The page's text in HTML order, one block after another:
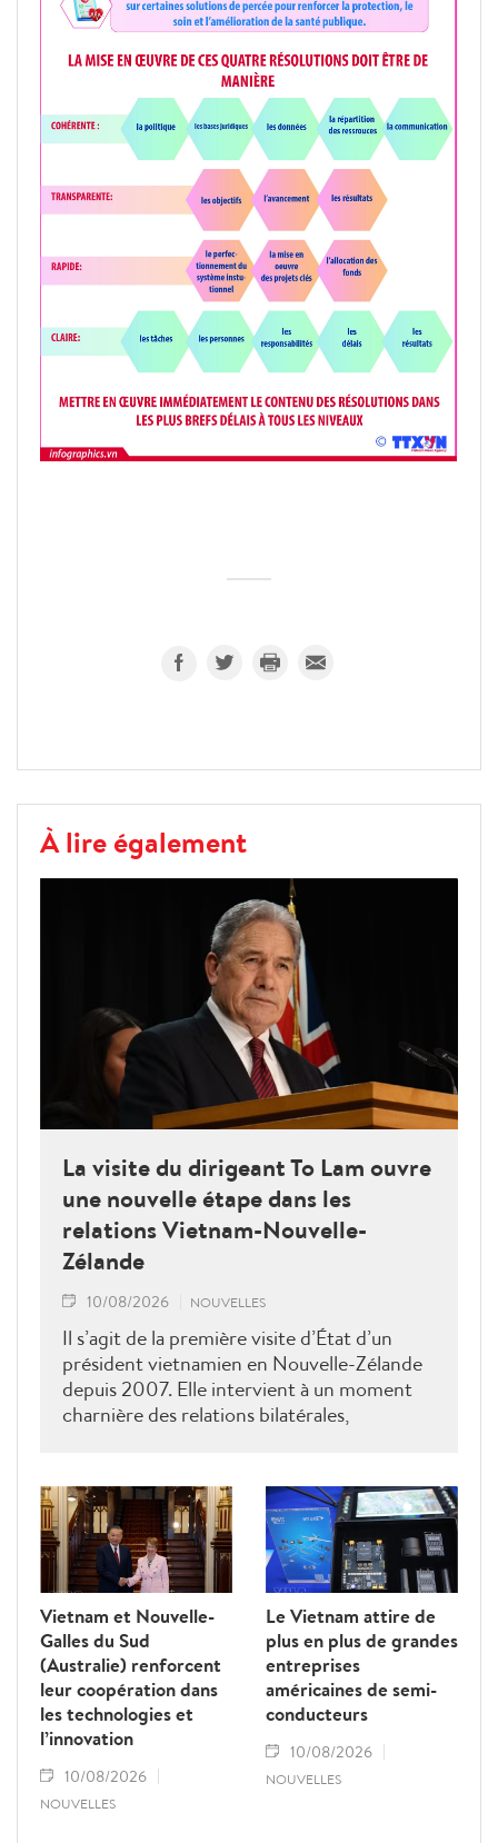
À lire également
La visite du dirigeant To Lam ouvre
une nouvelle étape dans les
relations Vietnam-Nouvelle-
Zélande
10/08/2026 NOUVELLES
Il s’agit de la première visite d’État d’un
président vietnamien en Nouvelle-Zélande
depuis 2007. Elle intervient à un moment
charnière des relations bilatérales,
la coopération au développement, de la
sécurité et des échanges entre les peuples, a
déclaré le ministre néo-zélandais des
Affaires étrangères, Winston Peters.
Vietnam et Nouvelle-
Galles du Sud
(Australie) renforcent
leur coopération dans
les technologies et
l’innovation
10/08/2026
NOUVELLES
Le Vietnam attire de
plus en plus de grandes
entreprises
américaines de semi-
conducteurs
10/08/2026
NOUVELLES